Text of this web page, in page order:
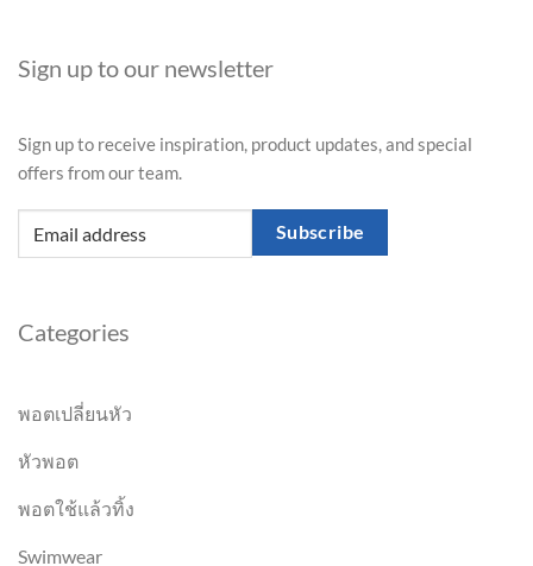
Categories
พอตเปลี่ยนหัว
หัวพอต
พอตใช้แล้วทิ้ง
Swimwear
Sign up to our newsletter
Sign up to receive inspiration, product updates, and special
offers from our team.
Subscribe